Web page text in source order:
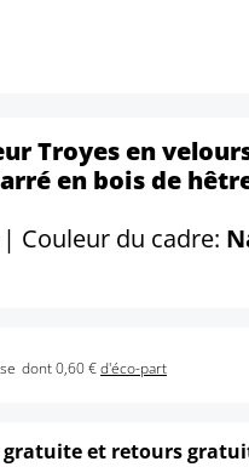
Troyes en
en bois de
| Couleur du cadre:
dont 0,60 €d'éco-part
gratuite et retours